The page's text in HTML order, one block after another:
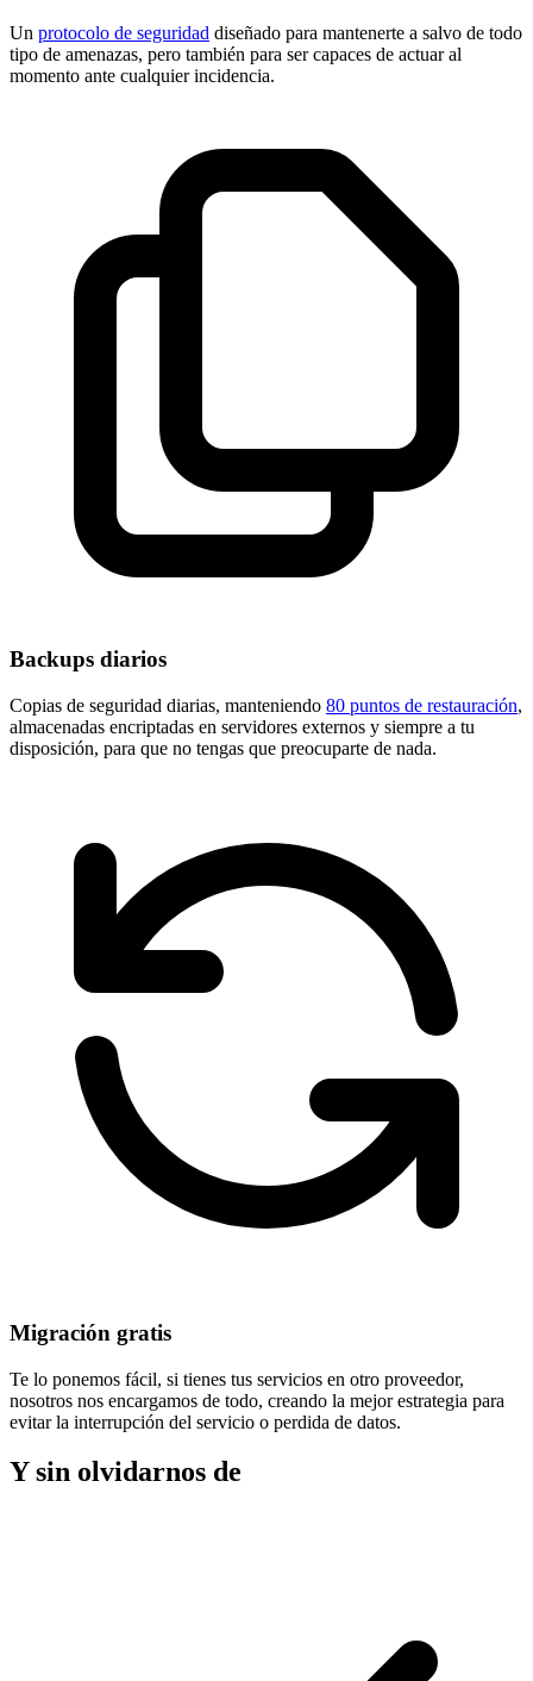
Un protocolo de seguridad diseñado para mantenerte a salvo de todo
tipo de amenazas, pero también para ser capaces de actuar al
momento ante cualquier incidencia.
Backups diarios
Copias de seguridad diarias, manteniendo 80 puntos de restauración,
almacenadas encriptadas en servidores externos y siempre a tu
disposición, para que no tengas que preocuparte de nada.
Migración gratis
Te lo ponemos fácil, si tienes tus servicios en otro proveedor,
nosotros nos encargamos de todo, creando la mejor estrategia para
evitar la interrupción del servicio o perdida de datos.
Y sin olvidarnos de